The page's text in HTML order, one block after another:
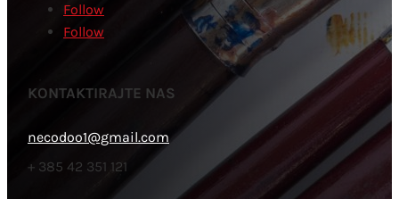
Follow
Follow
KONTAKTIRAJTE NAS
necodoo1@gmail.com
+ 385 42 351 121